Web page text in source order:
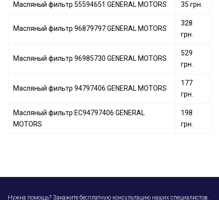
Масляный фильтр 55594651 GENERAL MOTORS 35 грн.
Масляный фильтр 96879797 GENERAL MOTORS
328
грн.
Масляный фильтр 96985730 GENERAL MOTORS
529
грн.
Масляный фильтр 94797406 GENERAL MOTORS
177
грн.
Масляный фильтр EC94797406 GENERAL
MOTORS
198
грн.
Нужна помощь? Закажите бесплатную консультацию наших специалистов.